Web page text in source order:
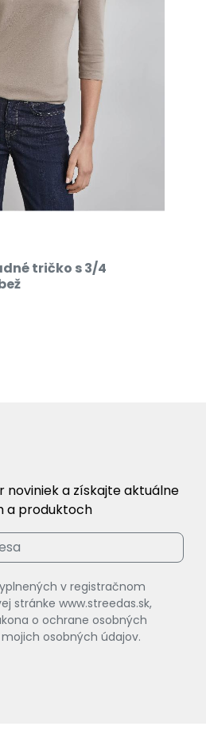
tričko s 3/4
noviniek a získajte aktuálne
a produktoch
v registračnom
stránke www.streedas.sk,
o ochrane osobných
osobných údajov.